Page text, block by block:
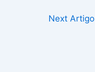
Next Artigo